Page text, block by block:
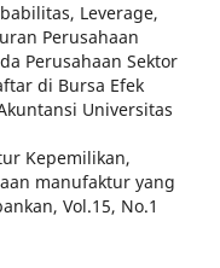
Leverage,
Perusahaan
Perusahaan Sektor
di Bursa Efek
Universitas
Kepemilikan,
manufaktur yang
Vol.15, No.1